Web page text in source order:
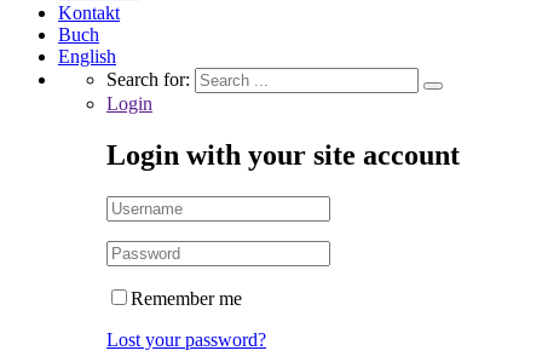
Kontakt
Buch
English
Search for:
Login
Login with your site account
Remember me
Lost your password?